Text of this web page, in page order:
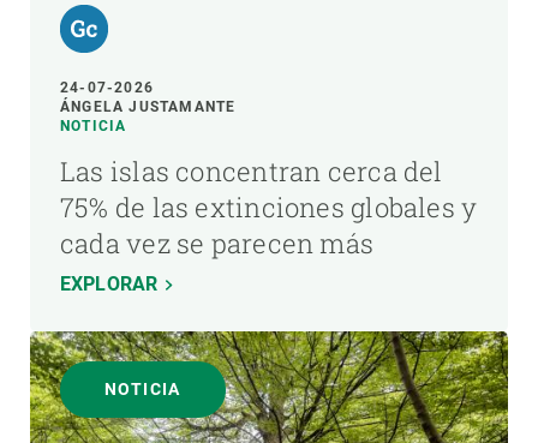
24-07-2026
ÁNGELA JUSTAMANTE
NOTICIA
Las islas concentran cerca del
75% de las extinciones globales y
cada vez se parecen más
EXPLORAR
NOTICIA